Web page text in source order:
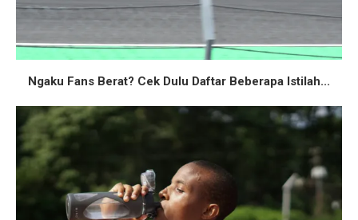
Ngaku Fans Berat? Cek Dulu Daftar Beberapa Istilah...